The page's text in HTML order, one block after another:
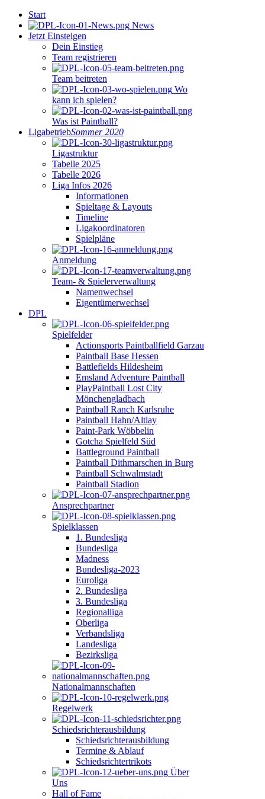
Start
News
Jetzt Einsteigen
Dein Einstieg
Team registrieren
Team beitreten
Wo
kann ich spielen?
Was ist Paintball?
LigabetriebSommer 2020
Ligastruktur
Tabelle 2025
Tabelle 2026
Liga Infos 2026
Informationen
Spieltage & Layouts
Timeline
Ligakoordinatoren
Spielpläne
Anmeldung
Team- & Spielerverwaltung
Namenwechsel
Eigentümerwechsel
DPL
Spielfelder
Actionsports Paintballfield Garzau
Paintball Base Hessen
Battlefields Hildesheim
Emsland Adventure Paintball
PlayPaintball Lost City
Mönchengladbach
Paintball Ranch Karlsruhe
Paintball Hahn/Altlay
Paint-Park Wöbbelin
Gotcha Spielfeld Süd
Battleground Paintball
Paintball Dithmarschen in Burg
Paintball Schwalmstadt
Paintball Stadion
Ansprechpartner
Spielklassen
1. Bundesliga
Bundesliga
Madness
Bundesliga-2023
Euroliga
2. Bundesliga
3. Bundesliga
Regionalliga
Oberliga
Verbandsliga
Landesliga
Bezirksliga
Nationalmannschaften
Regelwerk
Schiedsrichterausbildung
Schiedsrichterausbildung
Termine & Ablauf
Schiedsrichtertrikots
Über
Uns
Hall of Fame